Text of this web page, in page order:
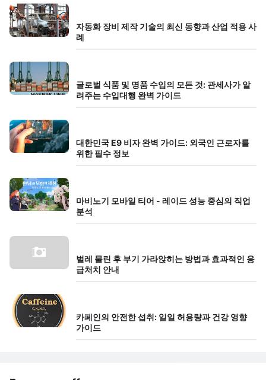
자동화 장비 제작 기술의 최신 동향과 산업 적용 사
례
글로벌 식품 및 명품 수입의 모든 것: 관세사가 알
려주는 수입대행 완벽 가이드
대한민국 E9 비자 완벽 가이드: 외국인 근로자를
위한 필수 정보
마비노기 모바일 티어 - 레이드 성능 중심의 직업
분석
벌레 물린 후 부기 가라앉히는 방법과 효과적인 응
급처치 안내
카페인의 안전한 섭취: 일일 허용량과 건강 영향
가이드